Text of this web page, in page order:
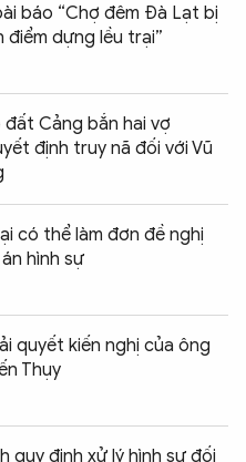
báo “Chợ đêm Đà Lạt bị
điểm dựng lều trại”
đất Cảng bắn hai vợ
định truy nã đối với Vũ
có thể làm đơn đề nghị
hình sự
quyết kiến nghị của ông
Thụy
quy định xử lý hình sự đối